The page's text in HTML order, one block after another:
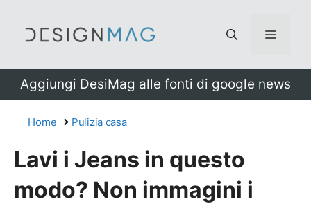
Menu
Aggiungi DesiMag alle fonti di google news
Home Pulizia casa
Lavi i Jeans in questo
modo? Non immagini i